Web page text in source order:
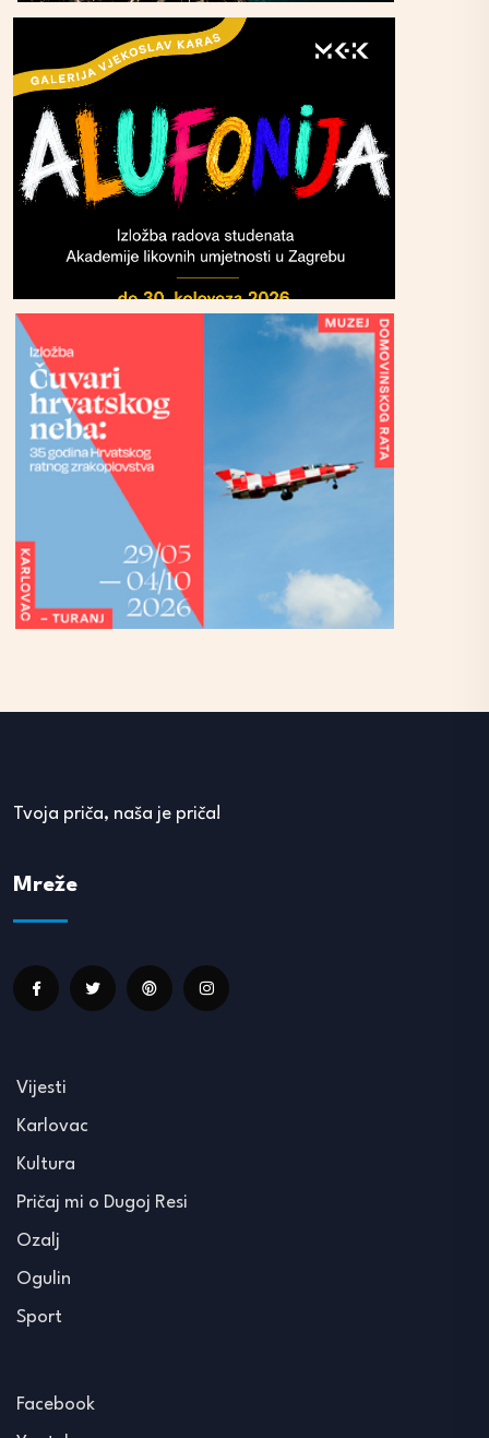
Tvoja priča, naša je priča!
Mreže
Vijesti
Karlovac
Kultura
Pričaj mi o Dugoj Resi
Ozalj
Ogulin
Sport
Facebook